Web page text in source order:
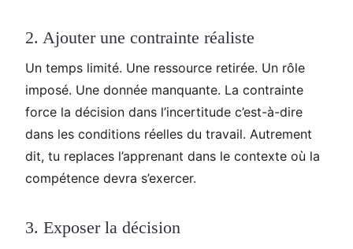
2. Ajouter une contrainte réaliste
Un temps limité. Une ressource retirée. Un rôle
imposé. Une donnée manquante. La contrainte
force la décision dans l’incertitude c’est-à-dire
dans les conditions réelles du travail. Autrement
dit, tu replaces l’apprenant dans le contexte où la
compétence devra s’exercer.
3. Exposer la décision